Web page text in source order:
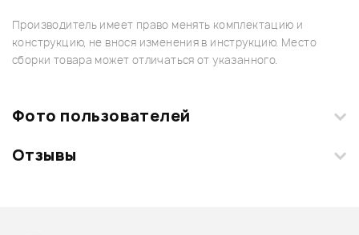
Производитель имеет право менять комплектацию и
конструкцию, не внося изменения в инструкцию. Место
сборки товара может отличаться от указанного.
Фото пользователей
Загрузите свои фотографии купленного товара и получите
Отзывы